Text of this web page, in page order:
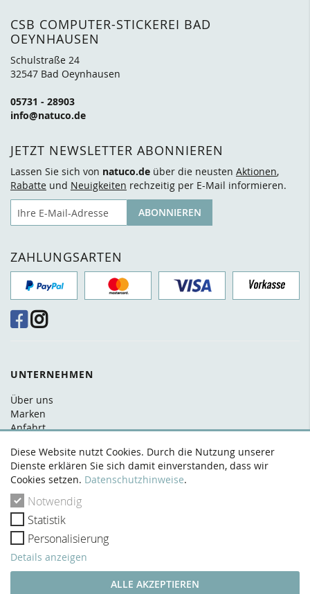
Diese Website nutzt Cookies. Durch die Nutzung unserer
Dienste erklären Sie sich damit einverstanden, dass wir
Cookies setzen. Datenschutzhinweise.
Notwendig
Statistik
Personalisierung
Details anzeigen
ALLE AKZEPTIEREN
CSB COMPUTER-STICKEREI BAD
OEYNHAUSEN
Schulstraße 24
32547 Bad Oeynhausen
05731 - 28903
info@natuco.de
JETZT NEWSLETTER ABONNIEREN
Lassen Sie sich von natuco.de über die neusten Aktionen,
Rabatte und Neuigkeiten rechzeitig per E-Mail informieren.
ABONNIEREN
ZAHLUNGSARTEN
UNTERNEHMEN
Über uns
Marken
Anfahrt
Kontakt
RECHTLICHES
AGB
Datenschutz
Widerrufsrecht
Zahlung & Versand
Impressum
VERTRAG WIDERRUFEN